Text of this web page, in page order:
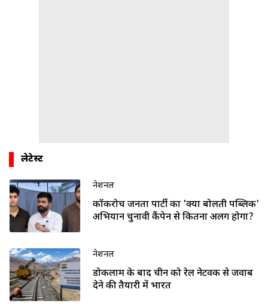
लेटेस्ट
नेशनल
कॉकरोच जनता पार्टी का 'क्या बोलती पब्लिक'
अभियान चुनावी कैंपेन से कितना अलग होगा?
नेशनल
डोकलाम के बाद चीन को रेल नेटवर्क से जवाब
देने की तैयारी में भारत